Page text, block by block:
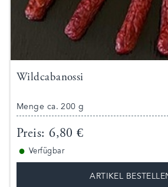
Wildcabanossi
Menge ca. 200 g
Preis: 6,80 €
● Verfügbar
ARTIKEL